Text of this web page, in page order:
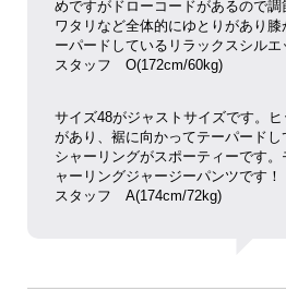
めですがドローコードがあるので
ワタリなど全体的にゆとりがあり
ーパードしているリラックスシルエ
スタッフ O(172cm/60kg)
サイズ48がジャストサイズです。
があり、裾に向かってテーパード
シャーリングがスポーティーです
ャーリングジャージーパンツです！
スタッフ A(174cm/72kg)